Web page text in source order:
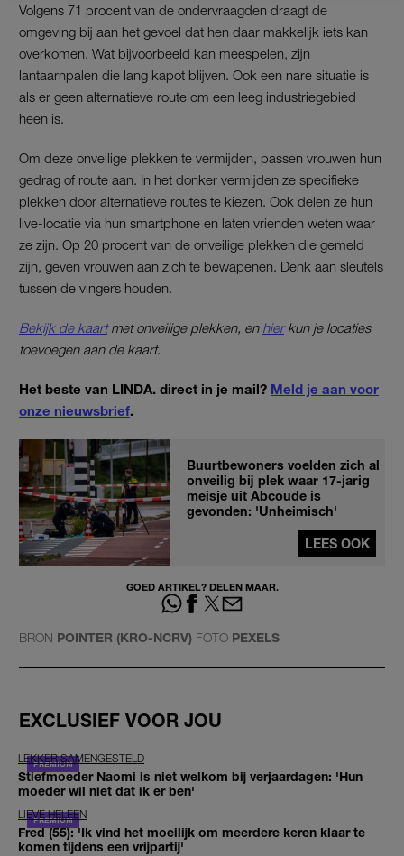
Volgens 71 procent van de ondervraagden draagt de
omgeving bij aan het gevoel dat hen daar makkelijk iets kan
overkomen. Wat bijvoorbeeld kan meespelen, zijn
lantaarnpalen die lang kapot blijven. Ook een nare situatie is
als er geen alternatieve route om een leeg industriegebied
heen is.
Om deze onveilige plekken te vermijden, passen vrouwen hun
gedrag of route aan. In het donker vermijden ze specifieke
plekken door alternatieve routes te kiezen. Ook delen ze hun
live-locatie via hun smartphone en laten vrienden weten waar
ze zijn. Op 20 procent van de onveilige plekken die gemeld
zijn, geven vrouwen aan zich te bewapenen. Denk aan sleutels
tussen de vingers houden.
Bekijk de kaartmet onveilige plekken, en hierkun je locaties
toevoegen aan de kaart.
Het beste van LINDA. direct in je mail? Meld je aan voor
onze nieuwsbrief.
Buurtbewoners voelden zich al
onveilig bij plek waar 17-jarig
meisje uit Abcoude is
gevonden: 'Unheimisch'
LEES OOK
GOED ARTIKEL? DELEN MAAR.
BRON POINTER (KRO-NCRV) FOTO PEXELS
EXCLUSIEF VOOR JOU
LEKKER SAMENGESTELD
Stiefmoeder Naomi is niet welkom bij verjaardagen: 'Hun
moeder wil niet dat ik er ben'
LIEVE HELEEN
Fred (55): 'Ik vind het moeilijk om meerdere keren klaar te
komen tijdens een vrijpartij'